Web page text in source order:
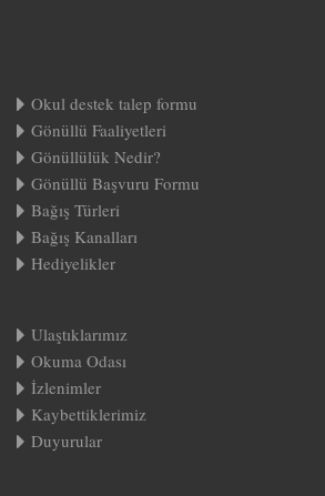
Okul destek talep formu
Gönüllü Faaliyetleri
Gönüllülük Nedir?
Gönüllü Başvuru Formu
Bağış Türleri
Bağış Kanalları
Hediyelikler
Ulaştıklarımız
Okuma Odası
İzlenimler
Kaybettiklerimiz
Duyurular